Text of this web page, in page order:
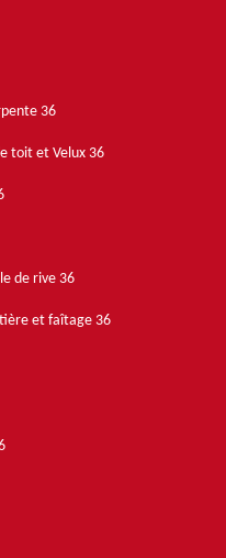
36
toit et Velux 36
de rive 36
et faîtage 36